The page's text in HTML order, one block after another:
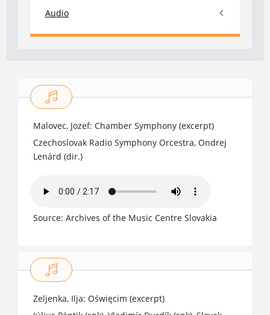
Audio
1989
Malovec, Jozef: Chamber Symphony (excerpt)
Czechoslovak Radio Symphony Orcestra, Ondrej
Lenárd (dir.)
Source: Archives of the Music Centre Slovakia
1978
Zeljenka, Ilja: Oświęcim (excerpt)